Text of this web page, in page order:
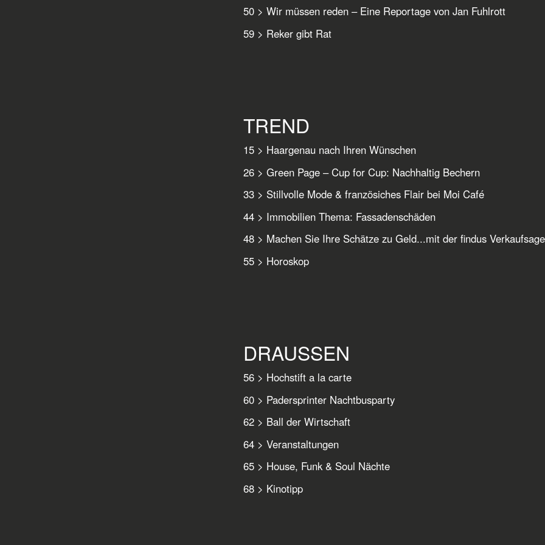
50 > Wir müssen reden – Eine Reportage von Jan Fuhlrott
59 > Reker gibt Rat
TREND
15 > Haargenau nach Ihren Wünschen
26 > Green Page – Cup for Cup: Nachhaltig Bechern
33 > Stillvolle Mode & französiches Flair bei Moi Café
44 > Immobilien Thema: Fassadenschäden
48 > Machen Sie Ihre Schätze zu Geld...mit der findus
55 > Horoskop
DRAUSSEN
56 > Hochstift a la carte
60 > Padersprinter Nachtbusparty
62 > Ball der Wirtschaft
64 > Veranstaltungen
65 > House, Funk & Soul Nächte
68 > Kinotipp